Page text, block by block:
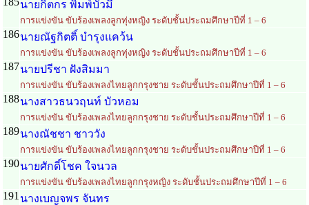
นายกิตกร พิมพ์บัวมี
การแข่งขัน ขับร้องเพลงลูกทุ่งหญิง ระดับชั้นประถมศึกษาปีที่ 1 – 6
186นายณัฐกิตติ์ บำรุงแคว้น
การแข่งขัน ขับร้องเพลงลูกทุ่งหญิง ระดับชั้นประถมศึกษาปีที่ 1 – 6
187นายปรีชา ฝังสิมมา
การแข่งขัน ขับร้องเพลงไทยลูกกรุงชาย ระดับชั้นประถมศึกษาปีที่ 1 – 6
188นางสาวธนวฤนท์ บัวหอม
การแข่งขัน ขับร้องเพลงไทยลูกกรุงชาย ระดับชั้นประถมศึกษาปีที่ 1 – 6
189นางณัชชา ชาววัง
การแข่งขัน ขับร้องเพลงไทยลูกกรุงชาย ระดับชั้นประถมศึกษาปีที่ 1 – 6
190นายศักดิ์โชค ใจนวล
การแข่งขัน ขับร้องเพลงไทยลูกกรุงหญิง ระดับชั้นประถมศึกษาปีที่ 1 – 6
191 นางเบญจพร จันทร